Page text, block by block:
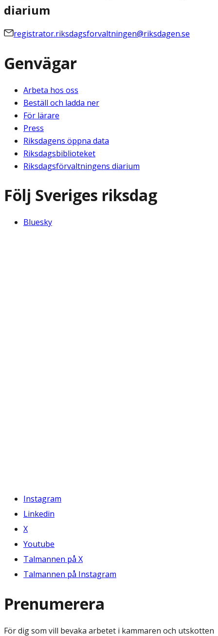
diarium
registrator.riksdagsforvaltningen@riksdagen.se
Genvägar
Arbeta hos oss
Beställ och ladda ner
För lärare
Press
Riksdagens öppna data
Riksdagsbiblioteket
Riksdagsförvaltningens diarium
Följ Sveriges riksdag
Bluesky
Instagram
Linkedin
X
Youtube
Talmannen på X
Talmannen på Instagram
Prenumerera
För dig som vill bevaka arbetet i kammaren och utskotten